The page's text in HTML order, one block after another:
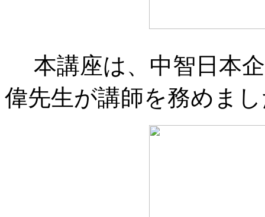
本講座は、中智日本
偉先生が講師を務めま